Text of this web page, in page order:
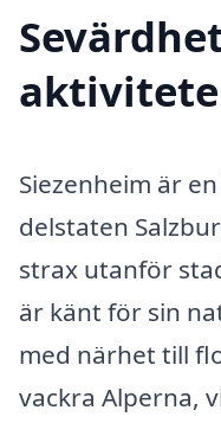
Siezenheim är
delstaten
strax utanför
är känt för sin
med närhet till
vackra Alperna,